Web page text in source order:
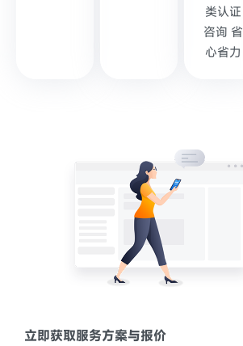
类认证
咨询 省
心省力
立即获取服务方案与报价